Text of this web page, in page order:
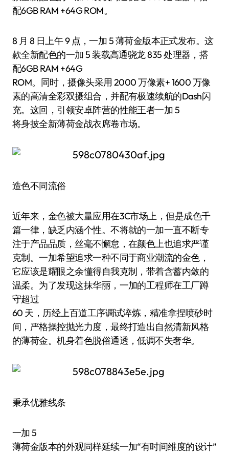
配6GB RAM +64G ROM。
8 月 8 日上午 9 点，一加 5 薄荷金版本正式发布。这
款全新配色的一加 5 装载高通骁龙 835 处理器，搭
配6GB RAM +64G
ROM。同时，摄像头采用 2000 万像素+ 1600 万像
素的高清全彩双摄组合，并配有极速续航的Dash闪
充。这回，引领安卓阵营的性能王者一加 5
将身披全新薄荷金战衣席卷市场。
造色不同流俗
近年来，金色被大量应用在3C市场上，但是成色千
篇一律，缺乏内涵个性。不将就的一加一直不断专
注于产品品质，丝毫不懈怠，在颜色上也追求严谨
克制。一加希望追求一种不同于商业潮流的金色，
它应该是耀眼之余懂得自我克制，带着含蓄内敛的
温柔。为了发现这抹华丽，一加的工程师在工厂蹲
守超过
60 天，历经上百道工序调试淬炼，精准拿捏喷砂时
间，严格操控抛光力度，最终打造出自然清新风格
的薄荷金。机身着色脱俗通透，低调不失奢华。
秉承优雅线条
一加 5
薄荷金版本的外观同样延续一加“有时间维度的设计”